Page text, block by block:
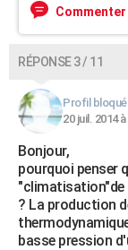
Commenter
RÉPONSE 3 / 11
Profil bloqué
20 juil. 2014 à
Bonjour,
pourquoi penser
"climatisation"de
? La production
basse pression